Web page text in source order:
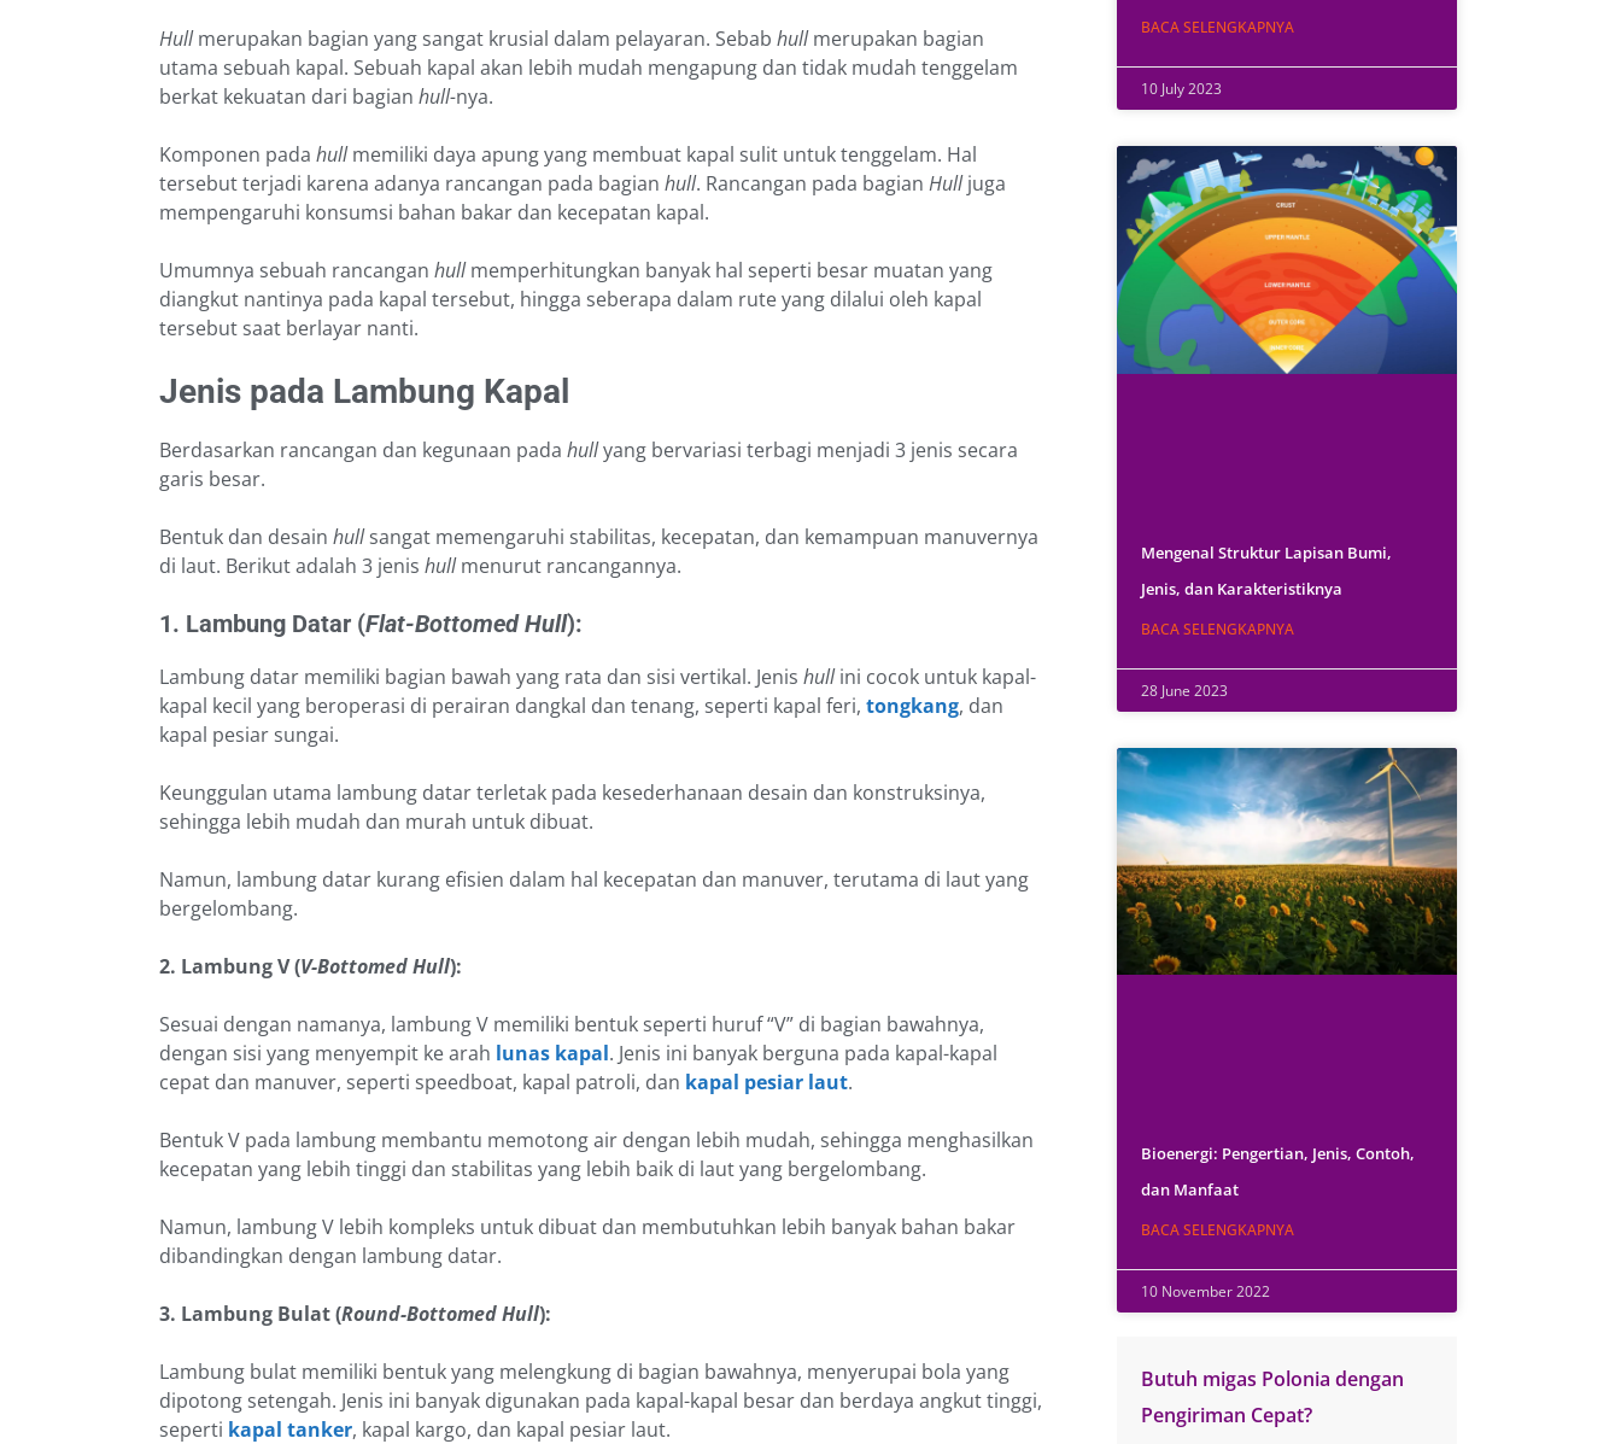
Hullmerupakan bagian yang sangat krusial dalam pelayaran. Sebab hullmerupakan bagian
utama sebuah kapal. Sebuah kapal akan lebih mudah mengapung dan tidak mudah tenggelam
berkat kekuatan dari bagian hull-nya.
Komponen pada hullmemiliki daya apung yang membuat kapal sulit untuk tenggelam. Hal
tersebut terjadi karena adanya rancangan pada bagian hull. Rancangan pada bagian Hulljuga
mempengaruhi konsumsi bahan bakar dan kecepatan kapal.
Umumnya sebuah rancangan hullmemperhitungkan banyak hal seperti besar muatan yang
diangkut nantinya pada kapal tersebut, hingga seberapa dalam rute yang dilalui oleh kapal
tersebut saat berlayar nanti.
Jenis pada Lambung Kapal
Berdasarkan rancangan dan kegunaan pada hullyang bervariasi terbagi menjadi 3 jenis secara
garis besar.
Bentuk dan desain hullsangat memengaruhi stabilitas, kecepatan, dan kemampuan manuvernya
di laut. Berikut adalah 3 jenis hullmenurut rancangannya.
1. Lambung Datar (Flat-Bottomed Hull):
Lambung datar memiliki bagian bawah yang rata dan sisi vertikal. Jenis hullini cocok untuk kapal-
kapal kecil yang beroperasi di perairan dangkal dan tenang, seperti kapal feri, tongkang, dan
kapal pesiar sungai.
Keunggulan utama lambung datar terletak pada kesederhanaan desain dan konstruksinya,
sehingga lebih mudah dan murah untuk dibuat.
Namun, lambung datar kurang efisien dalam hal kecepatan dan manuver, terutama di laut yang
bergelombang.
2. Lambung V (V-Bottomed Hull):
Sesuai dengan namanya, lambung V memiliki bentuk seperti huruf “V” di bagian bawahnya,
dengan sisi yang menyempit ke arah lunas kapal. Jenis ini banyak berguna pada kapal-kapal
cepat dan manuver, seperti speedboat, kapal patroli, dan kapal pesiar laut.
Bentuk V pada lambung membantu memotong air dengan lebih mudah, sehingga menghasilkan
kecepatan yang lebih tinggi dan stabilitas yang lebih baik di laut yang bergelombang.
Namun, lambung V lebih kompleks untuk dibuat dan membutuhkan lebih banyak bahan bakar
dibandingkan dengan lambung datar.
3. Lambung Bulat (Round-Bottomed Hull):
Lambung bulat memiliki bentuk yang melengkung di bagian bawahnya, menyerupai bola yang
dipotong setengah. Jenis ini banyak digunakan pada kapal-kapal besar dan berdaya angkut tinggi,
seperti kapal tanker, kapal kargo, dan kapal pesiar laut.
BACA SELENGKAPNYA
10 July 2023
Mengenal Struktur Lapisan Bumi,
Jenis, dan Karakteristiknya
BACA SELENGKAPNYA
28 June 2023
Bioenergi: Pengertian, Jenis, Contoh,
dan Manfaat
BACA SELENGKAPNYA
10 November 2022
Butuh migas Polonia dengan
Pengiriman Cepat?